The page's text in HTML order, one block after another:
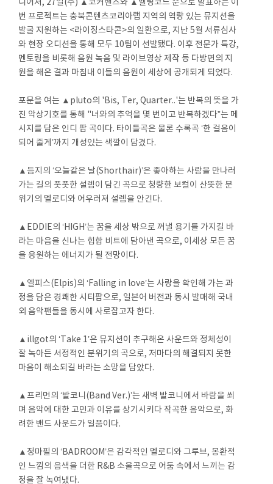
니어처, 27일(수) ▲코커핸즈와 ▲멜팅코드 순으로 발표하는 이
번 프로젝트는 충북콘텐츠코리아랩 지역의 역량 있는 뮤지션을
발굴 지원하는 <라이징스타콘>의 일환으로, 지난 5월 서류심사
와 현장 오디션을 통해 모두 10팀이 선발됐다. 이후 전문가 특강,
멘토링을 비롯해 음원 녹음 및 라이브영상 제작 등 다방면의 지
원을 해온 결과 마침내 이들의 음원이 세상에 공개되게 되었다.
포문을 여는 ▲pluto의 'Bis, Ter, Quarter..'는 반복의 뜻을 가
진 악상기호를 통해 "너와의 추억을 몇 번이고 반복하겠다”는 메
시지를 담은 인디 팝 곡이다. 타이틀곡은 물론 수록곡 ‘한 걸음이
되어 줄게’까지 개성있는 색깔이 담겼다.
▲듬지의 ‘오늘같은 날(Shorthair)’은 좋아하는 사람을 만나러
가는 길의 풋풋한 설렘이 담긴 곡으로 청량한 보컬이 산뜻한 분
위기의 멜로디와 어우러져 설렘을 안긴다.
▲EDDIE의 ‘HIGH’는 꿈을 세상 밖으로 꺼낼 용기를 가지길 바
라는 마음을 신나는 힙합 비트에 담아낸 곡으로, 이세상 모든 꿈
을 응원하는 에너지가 될 전망이다.
▲엘피스(Elpis)의 ‘Falling in love’는 사랑을 확인해 가는 과
정을 담은 경쾌한 시티팝으로, 일본어 버전과 동시 발매해 국내
외 음악팬들을 동시에 사로잡고자 한다.
▲illgot의 ‘Take 1’은 뮤지션이 추구해온 사운드와 정체성이
잘 녹아든 서정적인 분위기의 곡으로, 저마다의 해결되지 못한
마음이 해소되길 바라는 소망을 담았다.
▲프리먼의 ‘발코니(Band Ver.)’는 새벽 발코니에서 바람을 쐬
며 음악에 대한 고민과 이유를 상기시키다 작곡한 음악으로, 화
려한 밴드 사운드가 일품이다.
▲정마필의 ‘BADROOM’은 감각적인 멜로디와 그루브, 몽환적
인 느낌의 음색을 더한 R&B 소울곡으로 어둠 속에서 느끼는 감
정을 잘 녹여냈다.